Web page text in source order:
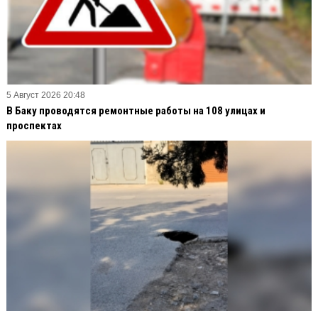
5 Август 2026 20:48
В Баку проводятся ремонтные работы на 108 улицах и
проспектах